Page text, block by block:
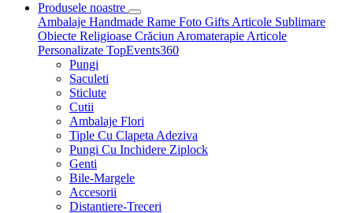
Produsele noastre
Ambalaje Handmade Rame Foto Gifts Articole Sublimare
Obiecte Religioase Crăciun Aromaterapie Articole
Personalizate TopEvents360
Pungi
Saculeti
Sticlute
Cutii
Ambalaje Flori
Tiple Cu Clapeta Adeziva
Pungi Cu Inchidere Ziplock
Genti
Bile-Margele
Accesorii
Distantiere-Treceri